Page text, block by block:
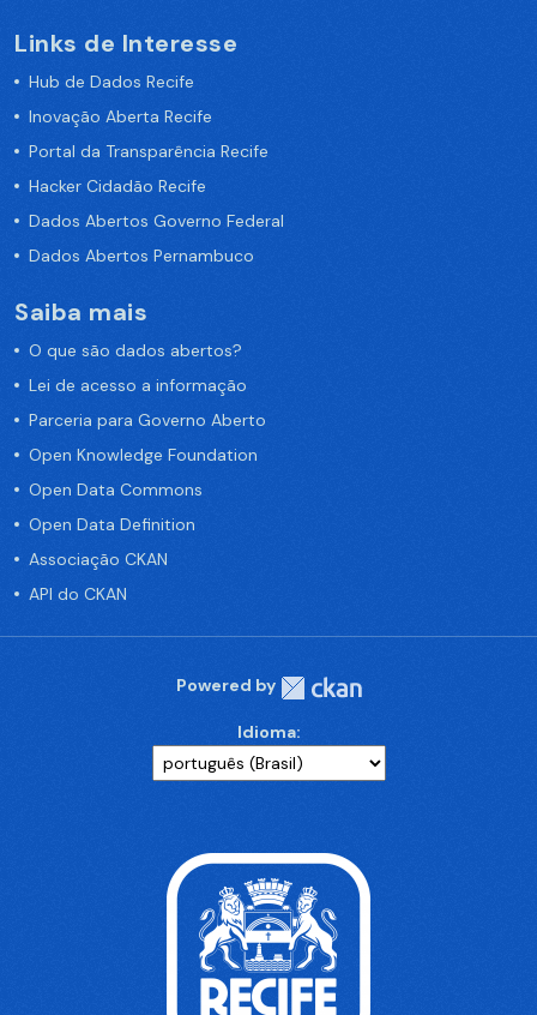
Links de Interesse
Hub de Dados Recife
Inovação Aberta Recife
Portal da Transparência Recife
Hacker Cidadão Recife
Dados Abertos Governo Federal
Dados Abertos Pernambuco
Saiba mais
O que são dados abertos?
Lei de acesso a informação
Parceria para Governo Aberto
Open Knowledge Foundation
Open Data Commons
Open Data Definition
Associação CKAN
API do CKAN
Powered by
Idioma